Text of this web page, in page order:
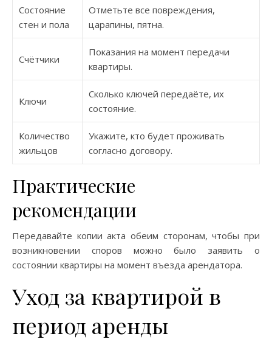
Состояние
стен и пола
Отметьте все повреждения,
царапины, пятна.
Счётчики
Показания на момент передачи
квартиры.
Ключи
Сколько ключей передаёте, их
состояние.
Количество
жильцов
Укажите, кто будет проживать
согласно договору.
Практические
рекомендации
Передавайте копии акта обеим сторонам, чтобы при
возникновении споров можно было заявить о
состоянии квартиры на момент въезда арендатора.
Уход за квартирой в
период аренды